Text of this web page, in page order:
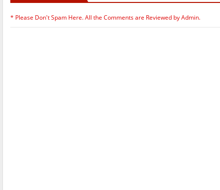
* Please Don't Spam Here. All the Comments are Reviewed by Admin.